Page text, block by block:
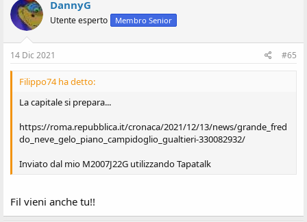
DannyG
Utente esperto Membro Senior
14 Dic 2021 #65
Filippo74 ha detto:
La capitale si prepara...
https://roma.repubblica.it/cronaca/2021/12/13/news/grande_fred
do_neve_gelo_piano_campidoglio_gualtieri-330082932/
Inviato dal mio M2007J22G utilizzando Tapatalk
Fil vieni anche tu!!